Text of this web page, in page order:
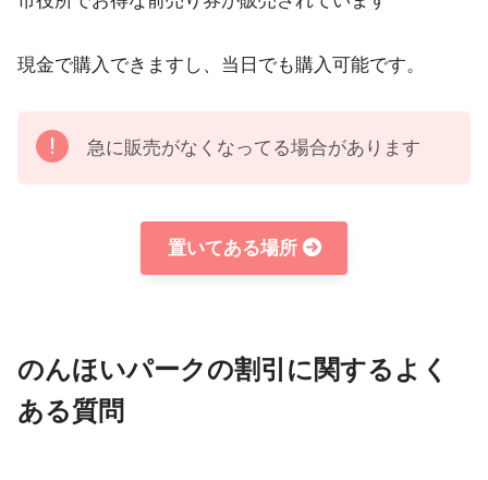
現金で購入できますし、当日でも購入可能です。
急に販売がなくなってる場合があります
置いてある場所
のんほいパークの割引に関するよく
ある質問